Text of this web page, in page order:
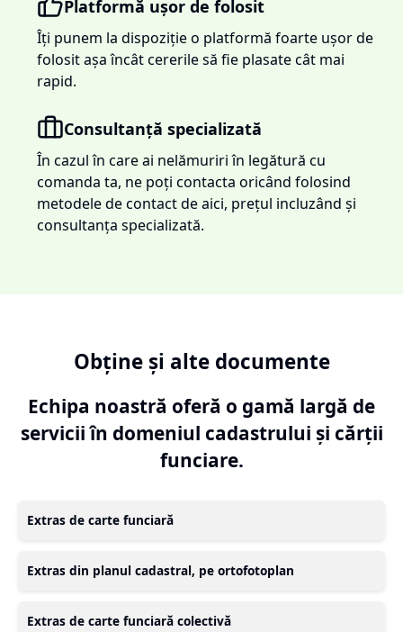
Platformă ușor de folosit
Îți punem la dispoziție o platformă foarte ușor de
folosit așa încât cererile să fie plasate cât mai
rapid.
Consultanță specializată
În cazul în care ai nelămuriri în legătură cu
comanda ta, ne poți contacta oricând folosind
metodele de contact de aici, prețul incluzând și
consultanța specializată.
Obține și alte documente
Echipa noastră oferă o gamă largă de
servicii în domeniul cadastrului și cărții
funciare.
Extras de carte funciară
Extras din planul cadastral, pe ortofotoplan
Extras de carte funciară colectivă